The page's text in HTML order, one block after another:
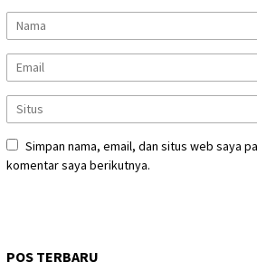
Simpan nama, email, dan situs web saya
komentar saya berikutnya.
POS TERBARU